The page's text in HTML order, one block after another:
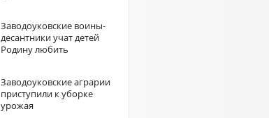
Заводоуковские воины-
десантники учат детей
Родину любить
Заводоуковские аграрии
приступили к уборке
урожая